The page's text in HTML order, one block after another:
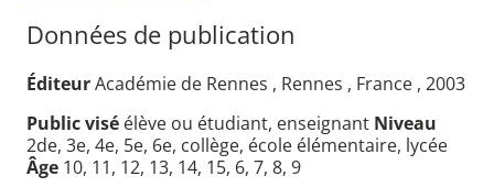
Données de publication
ÉditeurAcadémie de Rennes , Rennes , France , 2003
Public visé élève ou étudiant, enseignant Niveau
2de, 3e, 4e, 5e, 6e, collège, école élémentaire, lycée
Âge 10, 11, 12, 13, 14, 15, 6, 7, 8, 9